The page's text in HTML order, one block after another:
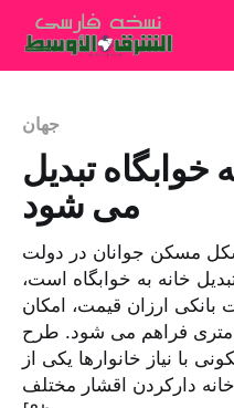
جهان
خوابگاه تبدیل
می شود
مسکن جوانان در دولت
خانه به خوابگاه است،
بانکی ارزان قیمت، امکان
تامین واحدهای مسکونی ۳۵ متری فراهم می شود. طرح
با نیاز خانوارها یکی از
دارکردن اقشار مختلف